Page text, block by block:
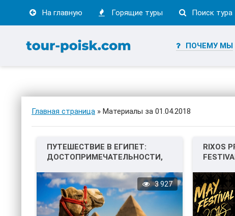
На главную Горящие туры Поиск тура
ПОЧЕМУ МЫ
Главная страница » Материалы за 01.04.2018
ПУТЕШЕСТВИЕ В ЕГИПЕТ:
ДОСТОПРИМЕЧАТЕЛЬНОСТИ,
3 927
RIXOS